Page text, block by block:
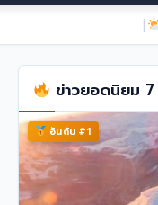
|
ข่าวยอดนิยม
อันดับ #1